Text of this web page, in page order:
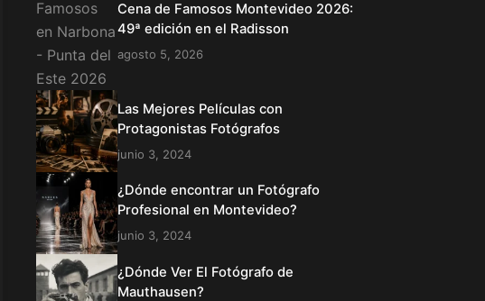
Cena de Famosos Montevideo 2026:
49ª edición en el Radisson
agosto 5, 2026
Las Mejores Películas con
Protagonistas Fotógrafos
junio 3, 2024
¿Dónde encontrar un Fotógrafo
Profesional en Montevideo?
junio 3, 2024
¿Dónde Ver El Fotógrafo de
Mauthausen?